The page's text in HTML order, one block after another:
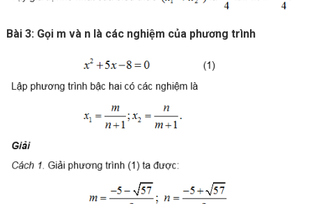
Bài 3: Gọi m và n là các nghiệm của phương trình